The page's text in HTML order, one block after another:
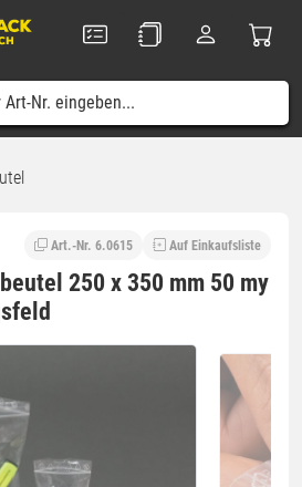
Art.-Nr. 6.0615 Auf Einkaufsliste
250 x 350 mm 50 my